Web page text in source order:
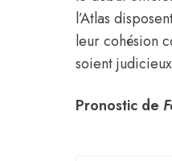
l’Atlas
leur cohésion
soient
Pronostic de